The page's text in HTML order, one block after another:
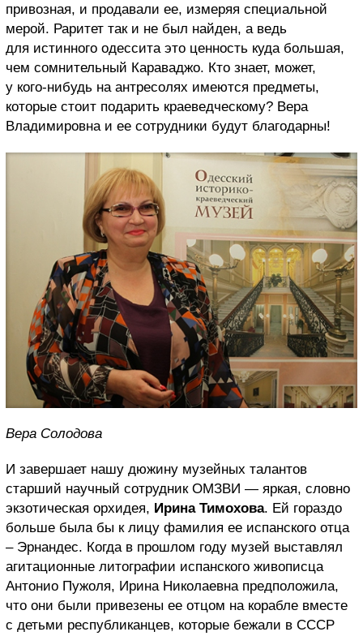
привозная, и продавали ее, измеряя специальной
мерой. Раритет так и не был найден, а ведь
для истинного одессита это ценность куда большая,
чем сомнительный Караваджо. Кто знает, может,
у кого-нибудь на антресолях имеются предметы,
которые стоит подарить краеведческому? Вера
Владимировна и ее сотрудники будут благодарны!
Вера Солодова
И завершает нашу дюжину музейных талантов
старший научный сотрудник ОМЗВИ — яркая, словно
экзотическая орхидея, Ирина Тимохова. Ей гораздо
больше была бы к лицу фамилия ее испанского отца
– Эрнандес. Когда в прошлом году музей выставлял
агитационные литографии испанского живописца
Антонио Пужоля, Ирина Николаевна предположила,
что они были привезены ее отцом на корабле вместе
с детьми республиканцев, которые бежали в СССР